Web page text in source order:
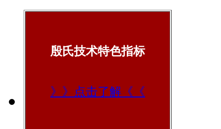
殷氏技术特色指标
》》点击了解《《